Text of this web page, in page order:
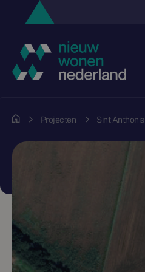
Projecten Sint Anthonis